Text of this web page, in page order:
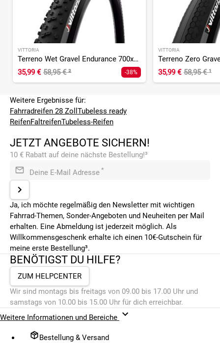
VITTORIA
Terreno Wet Gravel Endurance 700x45C TLR Graphene 2.0
35,99 € 58,95 €² -38%
VITTORIA
35,99 € 58,95 €¹
Weitere Ergebnisse für:
Fahrradreifen 28 Zoll Tubeless ready
ReifenFaltreifenTubeless-Reifen
JETZT ANGEBOTE SICHERN!
10 € Rabatt auf deine nächste Bestellung!³
Deine E-Mail Adresse *
Ja, ich möchte regelmäßig den Newsletter mit wichtigen
Fahrrad-Themen, Sonder-Angeboten und Neuheiten per Mail
erhalten. Eine Abmeldung ist jederzeit möglich. Als
Willkommensgeschenk erhalte ich einen 10€-Gutschein für
meine erste Bestellung³.
BENÖTIGST DU HILFE?
ZUM HELPCENTER
Wir sind montags bis freitags von 09.00 bis 17.00 Uhr und
samstags von 10.00 bis 15.00 Uhr für dich erreichbar.
Weitere Informationen und Bereiche
Bestellung & Versand